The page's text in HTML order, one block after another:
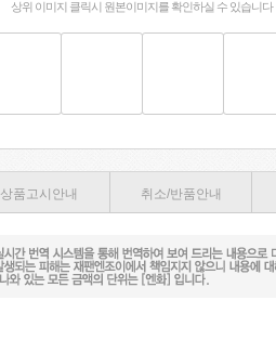
상위 이미지 클릭시 원본이미지를 확인하실 수 있습니다
상품고시안내 취소/반품안내